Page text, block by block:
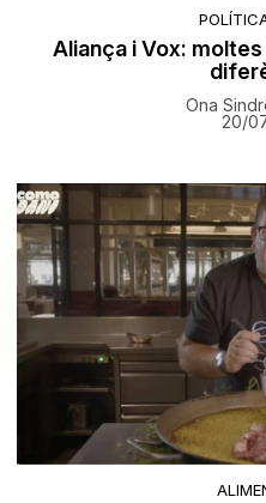
Aliança i Vox:
Ona
20/